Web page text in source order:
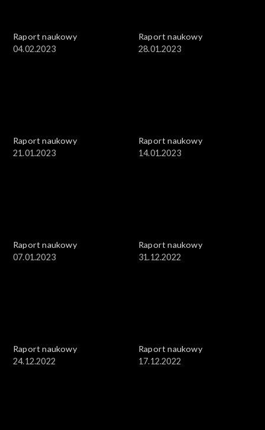
Raport naukowy
04.02.2023
Raport naukowy
28.01.2023
Raport naukowy
21.01.2023
Raport naukowy
14.01.2023
Raport naukowy
07.01.2023
Raport naukowy
31.12.2022
Raport naukowy
24.12.2022
Raport naukowy
17.12.2022